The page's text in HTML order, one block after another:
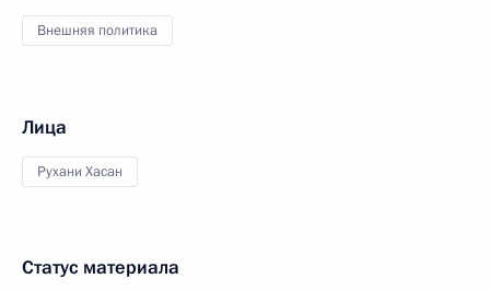
Внешняя политика
Лица
Рухани Хасан
Статус материала